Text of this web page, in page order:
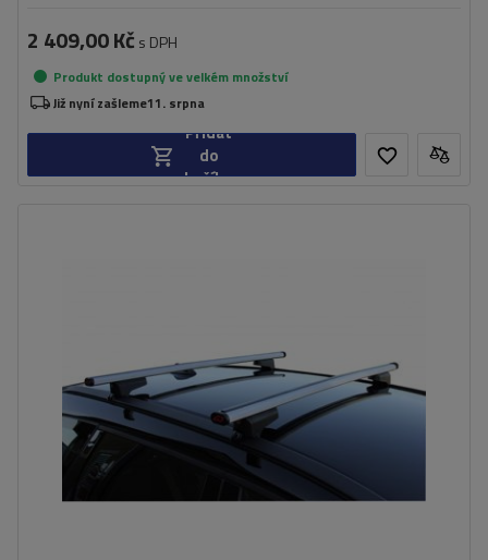
2 409,00 Kč s DPH
Produkt dostupný ve velkém množství
Již nyní zašleme11. srpna
Přidat
do
košíku